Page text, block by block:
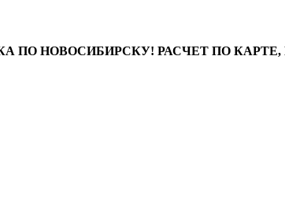
ПО НОВОСИБИРСКУ! РАСЧЕТ ПО КАРТЕ,